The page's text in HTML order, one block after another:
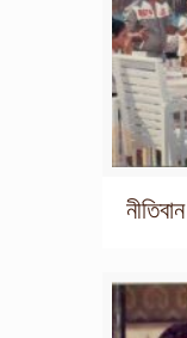
নীতিবান